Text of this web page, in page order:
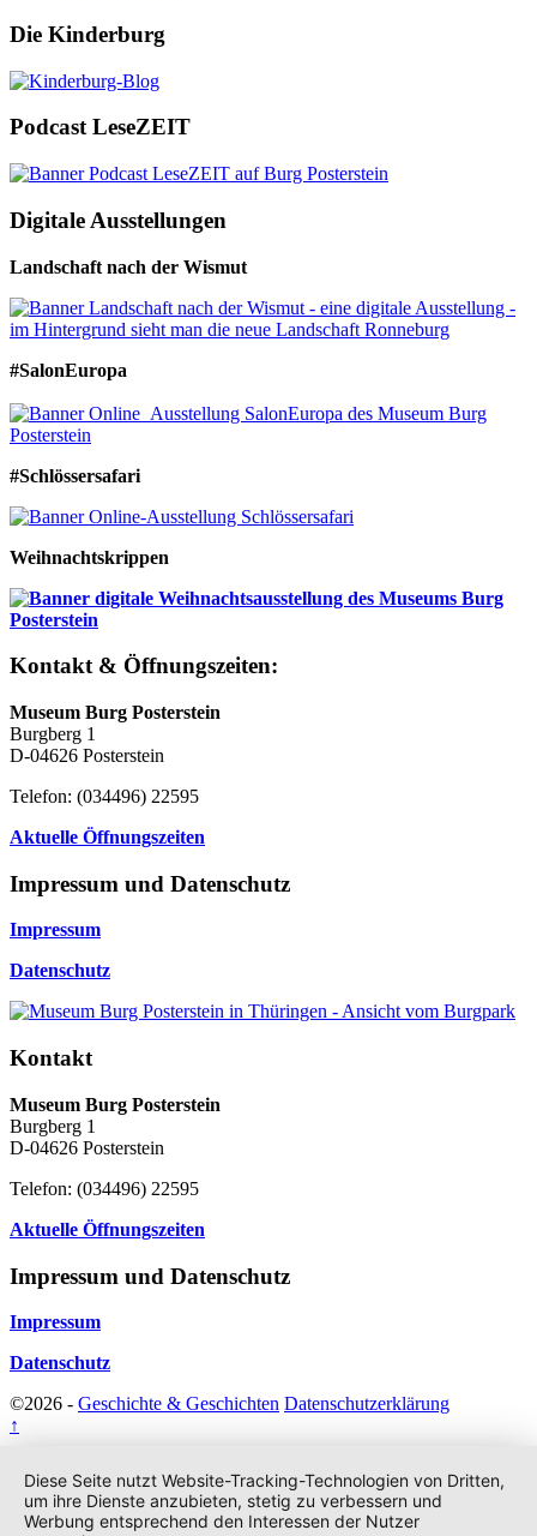
Die Kinderburg
Podcast LeseZEIT
Digitale Ausstellungen
Landschaft nach der Wismut
#SalonEuropa
#Schlössersafari
Weihnachtskrippen
Kontakt & Öffnungszeiten:
Museum Burg Posterstein
Burgberg 1
D-04626 Posterstein
Telefon: (034496) 22595
Aktuelle Öffnungszeiten
Impressum und Datenschutz
Impressum
Datenschutz
Kontakt
Museum Burg Posterstein
Burgberg 1
D-04626 Posterstein
Telefon: (034496) 22595
Aktuelle Öffnungszeiten
Impressum und Datenschutz
Impressum
Datenschutz
©2026 - Geschichte & Geschichten Datenschutzerklärung
↑
Diese Seite nutzt Website-Tracking-Technologien von Dritten,
um ihre Dienste anzubieten, stetig zu verbessern und
Werbung entsprechend den Interessen der Nutzer